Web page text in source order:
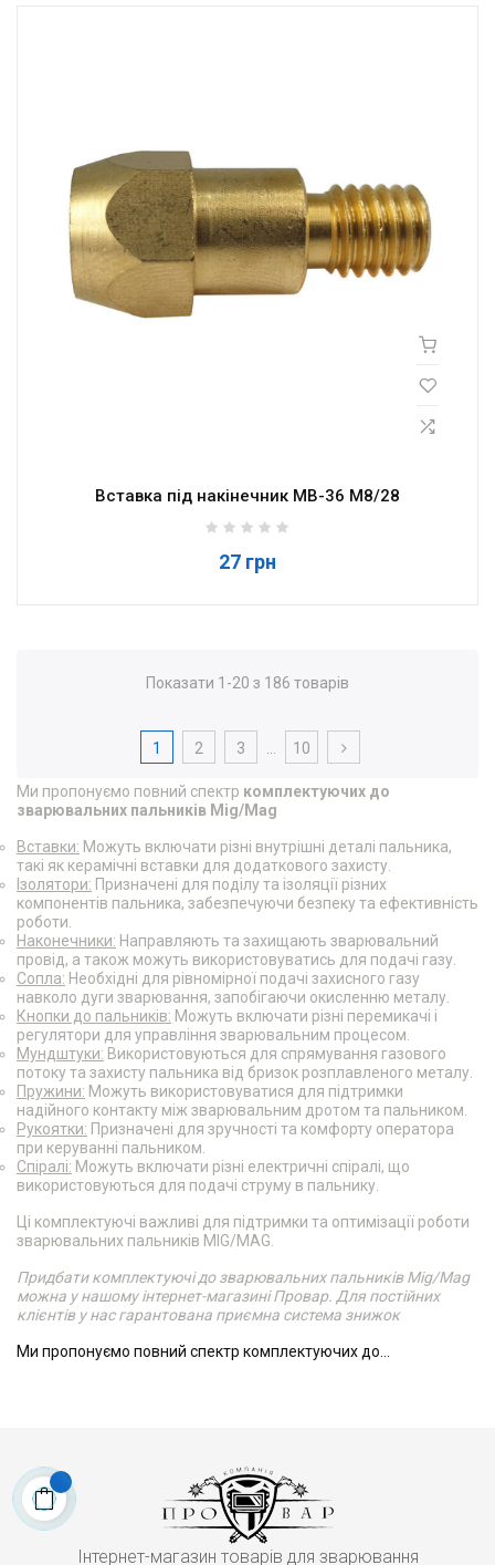
Вставка під накінечник MB-36 M8/28
27 грн
Показати 1-20 з 186 товарів
1 2 3 … 10
Ми пропонуємо повний спектр комплектуючих до
зварювальних пальників Mig/Mag
Вставки: Можуть включати різні внутрішні деталі пальника,
такі як керамічні вставки для додаткового захисту.
Ізолятори: Призначені для поділу та ізоляції різних
компонентів пальника, забезпечуючи безпеку та ефективність
роботи.
Наконечники: Направляють та захищають зварювальний
провід, а також можуть використовуватись для подачі газу.
Сопла: Необхідні для рівномірної подачі захисного газу
навколо дуги зварювання, запобігаючи окисленню металу.
Кнопки до пальників: Можуть включати різні перемикачі і
регулятори для управління зварювальним процесом.
Мундштуки: Використовуються для спрямування газового
потоку та захисту пальника від бризок розплавленого металу.
Пружини: Можуть використовуватися для підтримки
надійного контакту між зварювальним дротом та пальником.
Рукоятки: Призначені для зручності та комфорту оператора
при керуванні пальником.
Спіралі: Можуть включати різні електричні спіралі, що
використовуються для подачі струму в пальнику.
Ці комплектуючі важливі для підтримки та оптимізації роботи
зварювальних пальників MIG/MAG.
Придбати комплектуючі до зварювальних пальників Mig/Mag
можна у нашому інтернет-магазині Провар. Для постійних
клієнтів у нас гарантована приємна система знижок
Ми пропонуємо повний спектр комплектуючих до...
Інтернет-магазин товарів для зварювання